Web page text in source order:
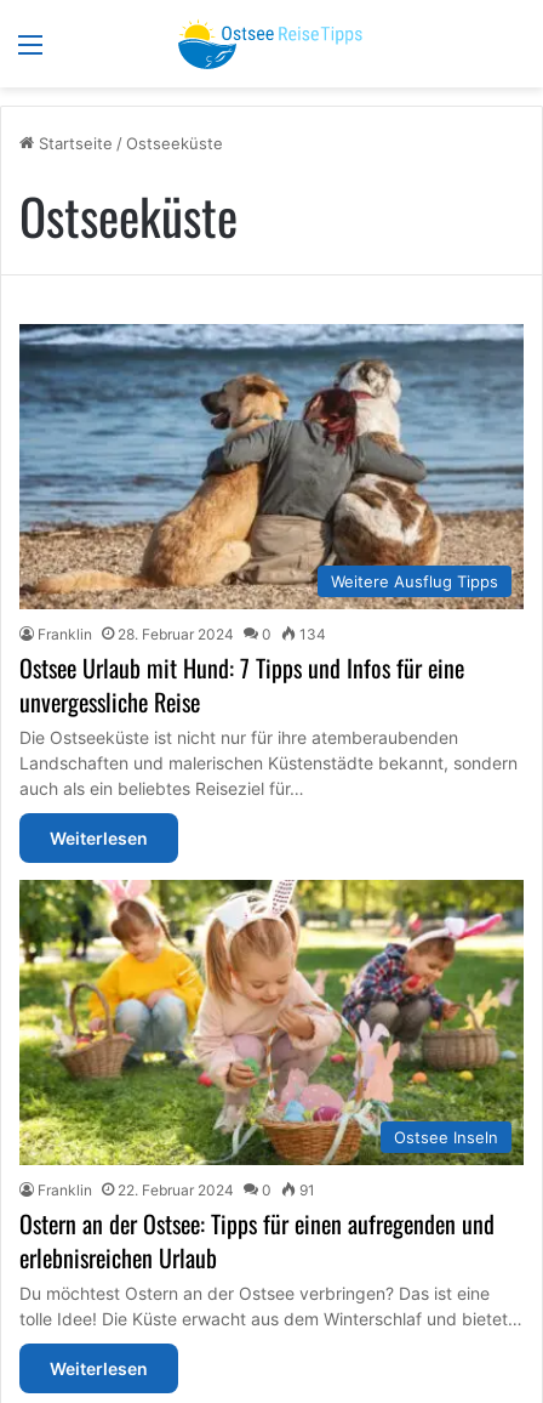
Menü
Startseite /Ostseeküste
Ostseeküste
Weitere Ausflug Tipps
Franklin 28. Februar 2024 0 134
Ostsee Urlaub mit Hund: 7 Tipps und Infos für eine
unvergessliche Reise
Die Ostseeküste ist nicht nur für ihre atemberaubenden
Landschaften und malerischen Küstenstädte bekannt, sondern
auch als ein beliebtes Reiseziel für…
Weiterlesen
Ostsee Inseln
Franklin 22. Februar 2024 0 91
Ostern an der Ostsee: Tipps für einen aufregenden und
erlebnisreichen Urlaub
Du möchtest Ostern an der Ostsee verbringen? Das ist eine
tolle Idee! Die Küste erwacht aus dem Winterschlaf und bietet…
Weiterlesen